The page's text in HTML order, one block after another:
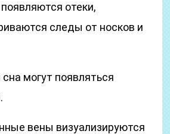
отеки,
следы от носков и
могут появляться
вены визуализируются